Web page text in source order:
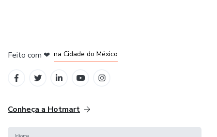
Feito com ❤ na Cidade do México
Conheça a Hotmart